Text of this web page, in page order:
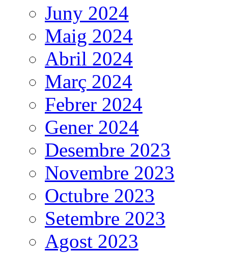
Juny 2024
Maig 2024
Abril 2024
Març 2024
Febrer 2024
Gener 2024
Desembre 2023
Novembre 2023
Octubre 2023
Setembre 2023
Agost 2023